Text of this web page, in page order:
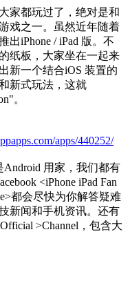
家都玩过了，绝对是和
戏之一。虽然近年随着
出iPhone / iPad 版。不
纸板，大家坐在一起来
新一个结合iOS 装置的
新式玩法，这就
。
apps/440252/
Android 用家，我们都有
<iPhone iPad Fan
都会尽快为你解答疑难
新闻和手机资讯。还有
>Channel，包含大